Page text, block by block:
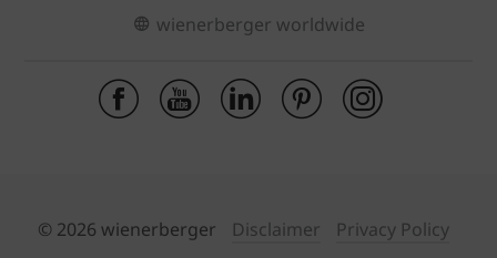
wienerberger worldwide
© 2026 wienerberger Disclaimer
Privacy Policy